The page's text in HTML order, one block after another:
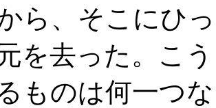
ら、そこにひ
を去った。こ
ものは何一つ